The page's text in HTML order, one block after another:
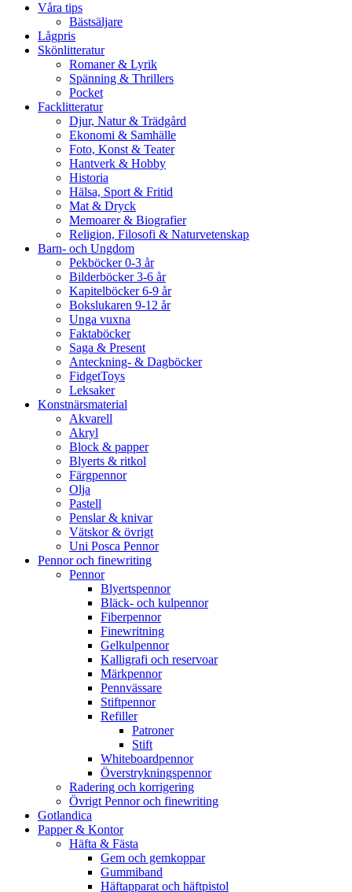
Våra tips
Bästsäljare
Lågpris
Skönlitteratur
Romaner & Lyrik
Spänning & Thrillers
Pocket
Facklitteratur
Djur, Natur & Trädgård
Ekonomi & Samhälle
Foto, Konst & Teater
Hantverk & Hobby
Historia
Hälsa, Sport & Fritid
Mat & Dryck
Memoarer & Biografier
Religion, Filosofi & Naturvetenskap
Barn- och Ungdom
Pekböcker 0-3 år
Bilderböcker 3-6 år
Kapitelböcker 6-9 år
Bokslukaren 9-12 år
Unga vuxna
Faktaböcker
Saga & Present
Anteckning- & Dagböcker
FidgetToys
Leksaker
Konstnärsmaterial
Akvarell
Akryl
Block & papper
Blyerts & ritkol
Färgpennor
Olja
Pastell
Penslar & knivar
Vätskor & övrigt
Uni Posca Pennor
Pennor och finewriting
Pennor
Blyertspennor
Bläck- och kulpennor
Fiberpennor
Finewritning
Gelkulpennor
Kalligrafi och reservoar
Märkpennor
Pennvässare
Stiftpennor
Refiller
Patroner
Stift
Whiteboardpennor
Överstrykningspennor
Radering och korrigering
Övrigt Pennor och finewriting
Gotlandica
Papper & Kontor
Häfta & Fästa
Gem och gemkoppar
Gummiband
Häftapparat och häftpistol